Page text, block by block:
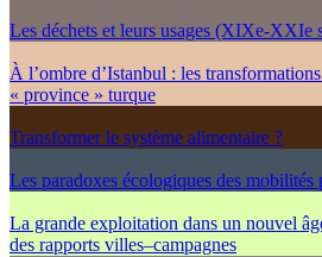
Les déchets et leurs usages (XIXe-XXIe
À l’ombre d’Istanbul : les
« province » turque
Transformer le système alimentaire ?
Les paradoxes écologiques des mobilités
La grande exploitation dans un nouvel
des rapports villes–campagnes